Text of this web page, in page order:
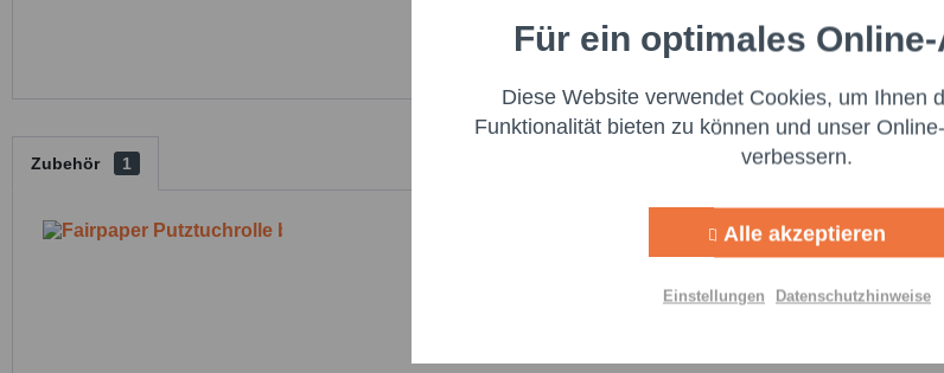
Zubehör 1
Funktionale
Marketing
Für ein optimales
Diese Website verwendet Cookies, um Ihnen
Funktionalität bieten zu können und unser
verbessern.
Alle akzeptieren
Einstellungen Datenschutzhinweise